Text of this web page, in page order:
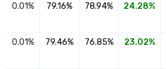
24.28%
78.94%
79.16%
0.01%
23.02%
76.85%
79.46%
0.01%